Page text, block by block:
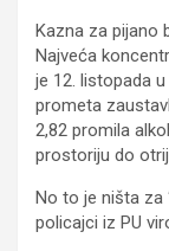
Kazna za pijano
Najveća
je 12. listopada
prometa
2,82 promila
prostoriju do
No to je ništa za
policajci iz PU